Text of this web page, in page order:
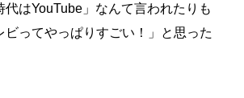
代はYouTube」なんて言われたりも
ビってやっぱりすごい！」と思った